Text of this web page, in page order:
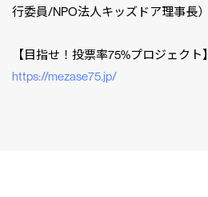
行委員/NPO法人キッズドア理事長）
【目指せ！投票率75%プロジェクト】
https://mezase75.jp/